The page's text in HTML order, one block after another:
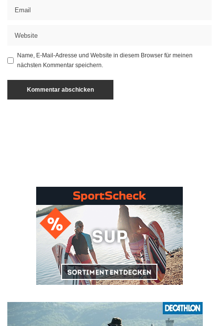
Name, E-Mail-Adresse und Website in diesem Browser für meinen
nächsten Kommentar speichern.